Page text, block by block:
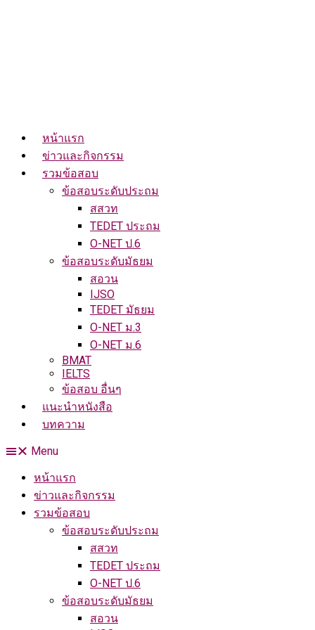
หน้าแรก
ข่าวและกิจกรรม
รวมข้อสอบ
ข้อสอบระดับประถม
สสวท
TEDET ประถม
O-NET ป.6
ข้อสอบระดับมัธยม
สอวน
IJSO
TEDET มัธยม
O-NET ม.3
O-NET ม.6
BMAT
IELTS
ข้อสอบ อื่นๆ
แนะนําหนังสือ
บทความ
Menu
หน้าแรก
ข่าวและกิจกรรม
รวมข้อสอบ
ข้อสอบระดับประถม
สสวท
TEDET ประถม
O-NET ป.6
ข้อสอบระดับมัธยม
สอวน